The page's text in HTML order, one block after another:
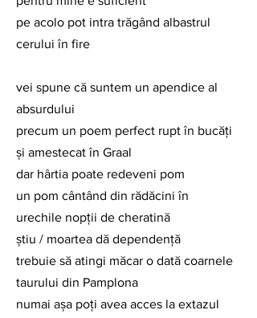
pe acolo pot intra trăgând albastrul
cerului în fire
vei spune că suntem un apendice al
absurdului
precum un poem perfect rupt în bucăţi
şi amestecat în Graal
dar hârtia poate redeveni pom
un pom cântând din rădăcini în
urechile nopţii de cheratină
ştiu / moartea dă dependenţă
trebuie să atingi măcar o dată coarnele
taurului din Pamplona
numai aşa poţi avea acces la extazul